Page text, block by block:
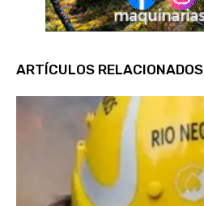
ARTÍCULOS RELACIONADOS